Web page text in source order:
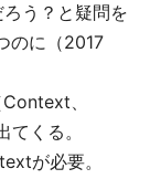
う？と疑問を
のに（2017
、
くる。
が必要。